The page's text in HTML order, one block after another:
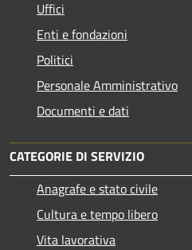
Uffici
Enti e fondazioni
Politici
Personale Amministrativo
Documenti e dati
CATEGORIE DI SERVIZIO
Anagrafe e stato civile
Cultura e tempo libero
Vita lavorativa